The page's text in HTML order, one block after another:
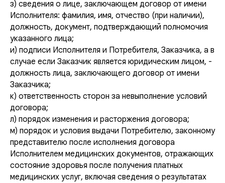
з) сведения о лице, заключающем договор от имени
Исполнителя: фамилия, имя, отчество (при наличии),
должность, документ, подтверждающий полномочия
указанного лица;
и) подписи Исполнителя и Потребителя, Заказчика, а в
случае если Заказчик является юридическим лицом, -
должность лица, заключающего договор от имени
Заказчика;
к) ответственность сторон за невыполнение условий
договора;
л) порядок изменения и расторжения договора;
м) порядок и условия выдачи Потребителю, законному
представителю после исполнения договора
Исполнителем медицинских документов, отражающих
состояние здоровья после получения платных
медицинских услуг, включая сведения о результатах